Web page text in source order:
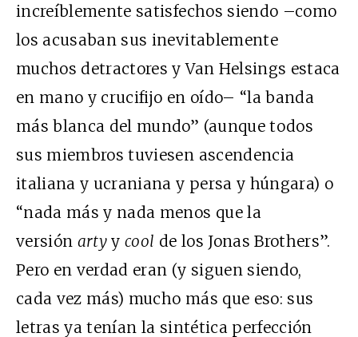
increíblemente satisfechos siendo –como
los acusaban sus inevitablemente
muchos detractores y Van Helsings estaca
en mano y crucifijo en oído– “la banda
más blanca del mundo” (aunque todos
sus miembros tuviesen ascendencia
italiana y ucraniana y persa y húngara) o
“nada más y nada menos que la
versión arty ycool de los Jonas Brothers”.
Pero en verdad eran (y siguen siendo,
cada vez más) mucho más que eso: sus
letras ya tenían la sintética perfección